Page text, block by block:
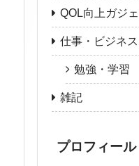
QOL向上ガジ
仕事・ビジネス
勉強・学習
雑記
プロフィール